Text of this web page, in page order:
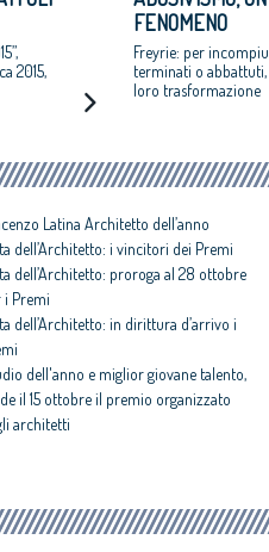
2015,
FENOMENO
Freyrie: per
terminati o
loro trasformazione
Latina Architetto dell’anno
dell’Architetto: i vincitori dei Premi
dell’Architetto: proroga al 28 ottobre
i Premi
dell’Architetto: in dirittura d’arrivo i
dell'anno e miglior giovane talento,
il 15 ottobre il premio organizzato
architetti